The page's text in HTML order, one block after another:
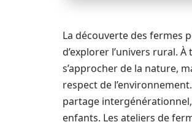
La découverte des fermes
d’explorer l’univers rural.
s’approcher de la nature,
respect de
partage
enfants. Les ateliers de